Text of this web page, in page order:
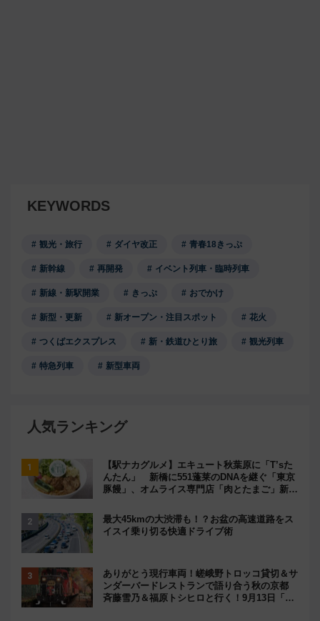
KEYWORDS
観光・旅行 ダイヤ改正 青春18きっぷ
新幹線 再開発 イベント列車・臨時列車
新線・新駅開業 きっぷ おでかけ
新型・更新 新オープン・注目スポット 花火
つくばエクスプレス 新・鉄道ひとり旅 観光列車
特急列車 新型車両
人気ランキング
【駅ナカグルメ】エキュート秋葉原に「T’sた
んたん」 新橋に551蓬莱のDNAを継ぐ「東京
豚饅」、オムライス専門店「肉とたまご」新グ
最大45kmの大渋滞も！？お盆の高速道路をス
イスイ乗り切る快適ドライブ術
ありがとう現行車両！嵯峨野トロッコ貸切＆サ
ンダーバードレストランで語り合う秋の京都
斉藤雪乃＆福原トシヒロと行く！9月13日「京